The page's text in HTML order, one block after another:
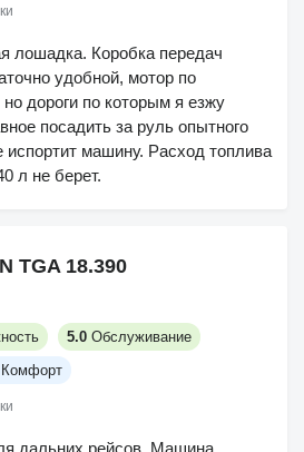
лошадка. Коробка передач
удобной, мотор по
дороги по которым я езжу
посадить за руль опытного
испортит машину. Расход топлива
л не берет.
TGA 18.390
5.0 Обслуживание
Комфорт
дальних рейсов. Машина